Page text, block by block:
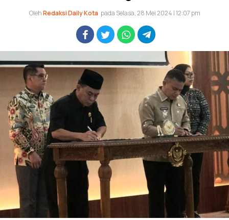
OlehRedaksi Daily Kota pada Selasa, 28 Mei 2024 | 12:07 pm